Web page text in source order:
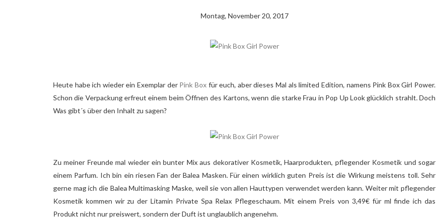
Montag, November 20, 2017
Heute habe ich wieder ein Exemplar der Pink Boxfür euch, aber dieses Mal als limited Edition, namens Pink Box Girl Power.
Schon die Verpackung erfreut einem beim Öffnen des Kartons, wenn die starke Frau in Pop Up Look glücklich strahlt. Doch
Was gibt´s über den Inhalt zu sagen?
Zu meiner Freunde mal wieder ein bunter Mix aus dekorativer Kosmetik, Haarprodukten, pflegender Kosmetik und sogar
einem Parfum. Ich bin ein riesen Fan der Balea Masken. Für einen wirklich guten Preis ist die Wirkung meistens toll. Sehr
gerne mag ich die Balea Multimasking Maske, weil sie von allen Hauttypen verwendet werden kann. Weiter mit pflegender
Kosmetik kommen wir zu der Litamin Private Spa Relax Pflegeschaum. Mit einem Preis von 3,49€ für ml finde ich das
Produkt nicht nur preiswert, sondern der Duft ist unglaublich angenehm.